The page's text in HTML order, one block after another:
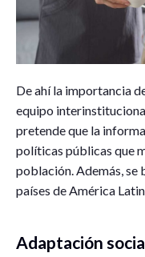
De ahí la importancia
equipo
pretende que la
políticas públicas que
población. Además, se
países de América
Adaptación